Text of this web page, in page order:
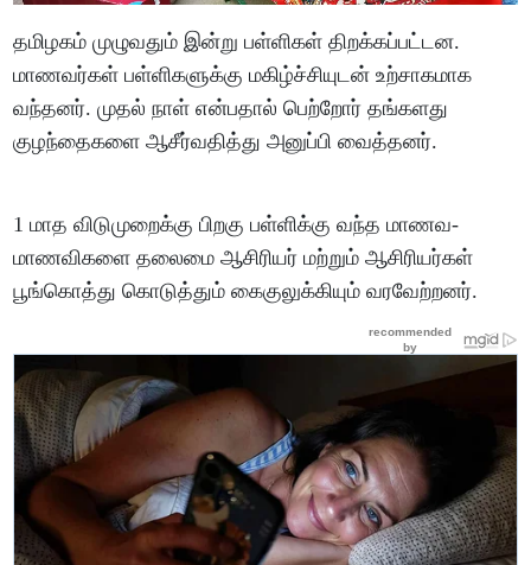
தமிழகம் முழுவதும் இன்று பள்ளிகள் திறக்கப்பட்டன.
மாணவர்கள் பள்ளிகளுக்கு மகிழ்ச்சியுடன் உற்சாகமாக
வந்தனர். முதல் நாள் என்பதால் பெற்றோர் தங்களது
குழந்தைகளை ஆசீர்வதித்து அனுப்பி வைத்தனர்.
1 மாத விடுமுறைக்கு பிறகு பள்ளிக்கு வந்த மாணவ-
மாணவிகளை தலைமை ஆசிரியர் மற்றும் ஆசிரியர்கள்
பூங்கொத்து கொடுத்தும் கைகுலுக்கியும் வரவேற்றனர்.